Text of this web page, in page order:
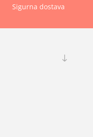
Sigurna dostava